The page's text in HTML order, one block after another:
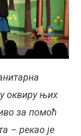
оквиру њих
за помоћ
– рекао је